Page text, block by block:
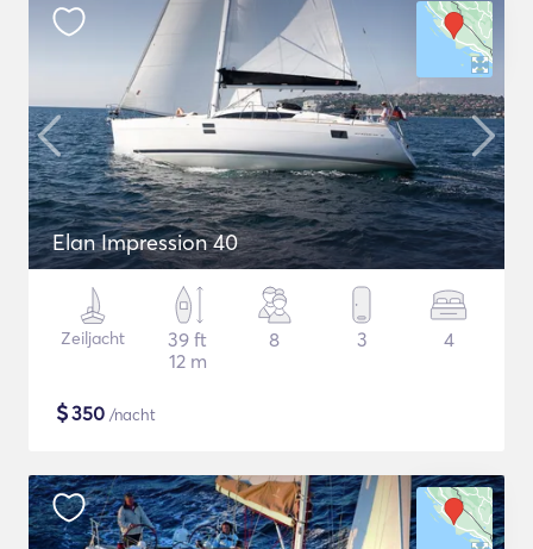
Elan Impression 40
Zeiljacht
39 ft
12 m
8 3 4
$350 /nacht